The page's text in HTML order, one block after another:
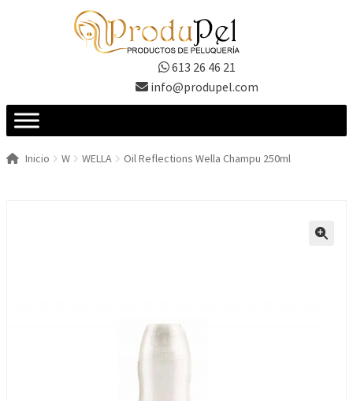
613 26 46 21
info@produpel.com
Inicio W WELLA Oil Reflections Wella Champu 250ml